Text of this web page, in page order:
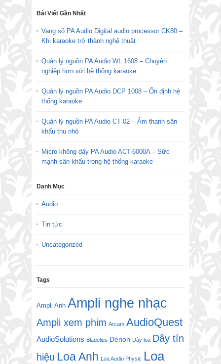
Bài Viết Gần Nhất
Vang số PA Audio Digital audio processor CK80 –
Khi karaoke trở thành nghệ thuật
Quản lý nguồn PA Audio WL 1608 – Chuyên
nghiệp hơn với hệ thống karaoke
Quản lý nguồn PA Audio DCP 1008 – Ổn định hệ
thống karaoke
Quản lý nguồn PA Audio CT 02 – Âm thanh sân
khấu thu nhỏ
Micro không dây PA Audio ACT-6000A – Sức
mạnh sân khấu trong hệ thống karaoke
Danh Mục
Audio
Tin tức
Uncategorized
Tags
Ampli Anh Ampli nghe nhạc
Ampli xem phim Arcam AudioQuest
AudioSolutions Bladelius Denon Dây loa Dây tín
hiệu Loa Anh Loa Audio Physic Loa